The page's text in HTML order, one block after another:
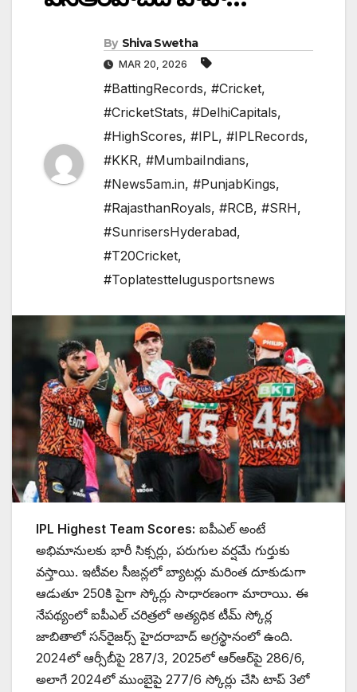
By Shiva Swetha
MAR 20, 2026
#BattingRecords, #Cricket,
#CricketStats, #DelhiCapitals,
#HighScores, #IPL, #IPLRecords,
#KKR, #MumbaiIndians,
#News5am.in, #PunjabKings,
#RajasthanRoyals, #RCB, #SRH,
#SunrisersHyderabad,
#T20Cricket,
#Toplatesttelugusportsnews
IPL Highest Team Scores: ఐపీఎల్ అంటే
అభిమానులకు భారీ సిక్సర్లు, పరుగుల వర్షమే గుర్తుకు
వస్తాయి. ఇటీవల సీజన్లలో బ్యాటర్లు మరింత దూకుడుగా
ఆడుతూ 250కి పైగా స్కోర్లు సాధారణంగా మారాయి. ఈ
నేపథ్యంలో ఐపీఎల్ చరిత్రలో అత్యధిక టీమ్ స్కోర్ల
జాబితాలో సన్‌రైజర్స్ హైదరాబాద్ అగ్రస్థానంలో ఉంది.
2024లో ఆర్సీబీపై 287/3, 2025లో ఆర్ఆర్‌పై 286/6,
అలాగే 2024లో ముంబైపై 277/6 స్కోర్లు చేసి టాప్ 3లో